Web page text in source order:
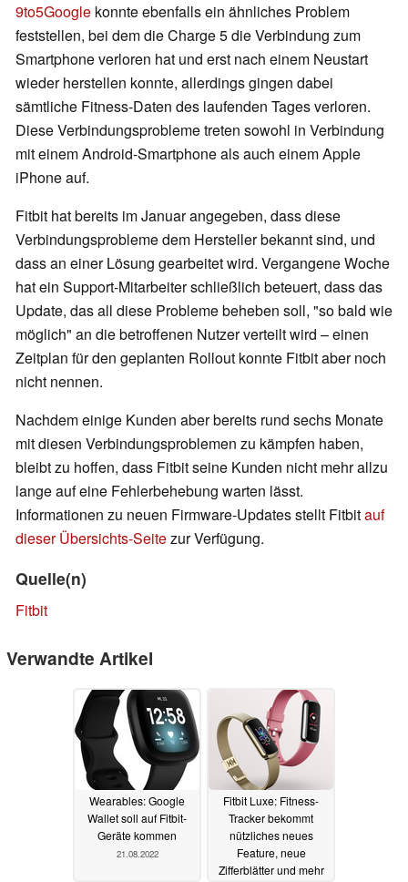
9to5Google konnte ebenfalls ein ähnliches Problem
feststellen, bei dem die Charge 5 die Verbindung zum
Smartphone verloren hat und erst nach einem Neustart
wieder herstellen konnte, allerdings gingen dabei
sämtliche Fitness-Daten des laufenden Tages verloren.
Diese Verbindungsprobleme treten sowohl in Verbindung
mit einem Android-Smartphone als auch einem Apple
iPhone auf.
Fitbit hat bereits im Januar angegeben, dass diese
Verbindungsprobleme dem Hersteller bekannt sind, und
dass an einer Lösung gearbeitet wird. Vergangene Woche
hat ein Support-Mitarbeiter schließlich beteuert, dass das
Update, das all diese Probleme beheben soll, "so bald wie
möglich" an die betroffenen Nutzer verteilt wird – einen
Zeitplan für den geplanten Rollout konnte Fitbit aber noch
nicht nennen.
Nachdem einige Kunden aber bereits rund sechs Monate
mit diesen Verbindungsproblemen zu kämpfen haben,
bleibt zu hoffen, dass Fitbit seine Kunden nicht mehr allzu
lange auf eine Fehlerbehebung warten lässt.
Informationen zu neuen Firmware-Updates stellt Fitbitauf
dieser Übersichts-Seitezur Verfügung.
Quelle(n)
Fitbit
Verwandte Artikel
Wearables: Google
Wallet soll auf Fitbit-
Geräte kommen
21.08.2022
Fitbit Luxe: Fitness-
Tracker bekommt
nützliches neues
Feature, neue
Zifferblätter und mehr